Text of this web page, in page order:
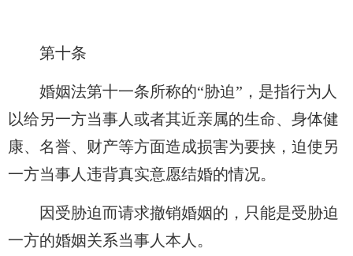
第十条
婚姻法第十一条所称的“胁迫”，是指行为人
以给另一方当事人或者其近亲属的生命、身体健
康、名誉、财产等方面造成损害为要挟，迫使另
一方当事人违背真实意愿结婚的情况。
因受胁迫而请求撤销婚姻的，只能是受胁迫
一方的婚姻关系当事人本人。